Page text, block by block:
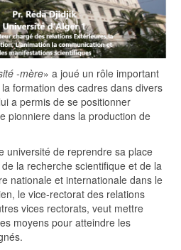
-mère» a joué un rôle important
formation des cadres dans divers
a permis de se positionner
pionniere dans la production de
université de reprendre sa place
la recherche scientifique et de la
nationale et internationale dans le
le vice-rectorat des relations
vices rectorats, veut mettre
moyens pour atteindre les